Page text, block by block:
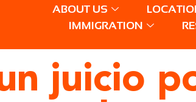
ABOUT US
IMMIGRATION
juicio